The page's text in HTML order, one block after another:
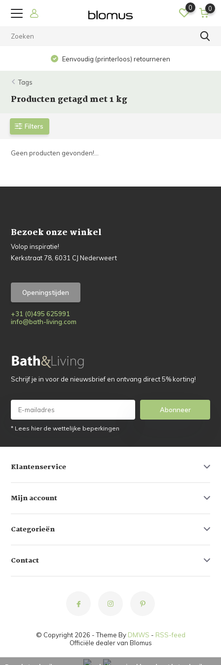
0 0
Eenvoudig (printerloos) retourneren
Tags
Producten getagd met 1 kg
Filters
Geen producten gevonden!...
Bezoek onze winkel
Volop inspiratie!
Kerkstraat 78, 6031 CJ Nederweert
Openingstijden
+31 (0)495 625991
info@bath-living.com
Schrijf je in voor de nieuwsbrief en ontvang direct 5% korting!
Abonneer
* Lees hier de wettelijke beperkingen
Klantenservice
Mijn account
Categorieën
Contact
© Copyright 2026 - Theme By DMWS - RSS-feed
Officiële dealer van Blomus